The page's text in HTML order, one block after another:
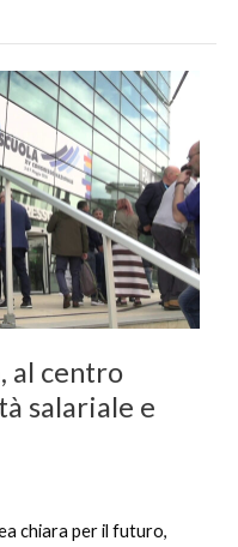
al centro
salariale e
chiara per il futuro,